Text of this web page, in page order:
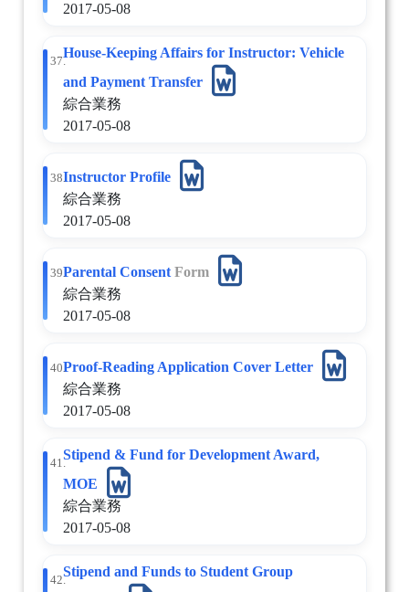
2017-05-08
37.
House-Keeping Affairs for Instructor: Vehicle
and Payment Transfer
綜合業務
2017-05-08
38.Instructor Profile
綜合業務
2017-05-08
39.Parental ConsentForm
綜合業務
2017-05-08
40.Proof-Reading Application Cover Letter
綜合業務
2017-05-08
41.
Stipend & Fund for Development Award,
MOE
綜合業務
2017-05-08
42.
Stipend and Funds to Student Group